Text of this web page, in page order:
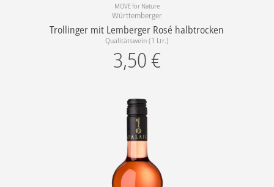
MOVE for Nature
Württemberger
Trollinger mit Lemberger Rosé halbtrocken
Qualitätswein (1 Ltr.)
3,50 €